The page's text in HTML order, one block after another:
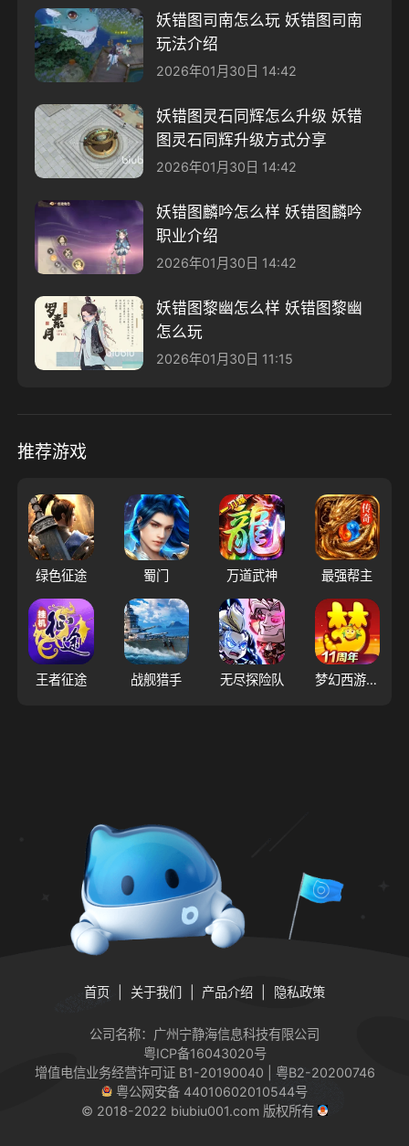
妖错图司南怎么玩 妖错图司南
玩法介绍
2026年01月30日 14:42
妖错图灵石同辉怎么升级 妖错
图灵石同辉升级方式分享
2026年01月30日 14:42
妖错图麟吟怎么样 妖错图麟吟
职业介绍
2026年01月30日 14:42
妖错图黎幽怎么样 妖错图黎幽
怎么玩
2026年01月30日 11:15
推荐游戏
绿色征途 蜀门 万道武神 最强帮主
王者征途 战舰猎手 无尽探险队 梦幻西游（大陆服）
首页 关于我们 产品介绍 隐私政策
公司名称：广州宁静海信息科技有限公司
粤ICP备16043020号
增值电信业务经营许可证 B1-20190040 | 粤B2-20200746
粤公网安备 44010602010544号
© 2018-2022 biubiu001.com 版权所有